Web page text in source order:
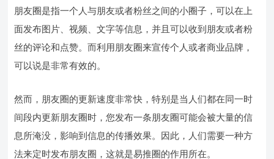
朋友圈是指一个人与朋友或者粉丝之间的小圈子，可以在上
面发布图片、视频、文字等信息，并且可以收到朋友或者粉
丝的评论和点赞。而利用朋友圈来宣传个人或者商业品牌，
可以说是非常有效的。
然而，朋友圈的更新速度非常快，特别是当人们都在同一时
间段内更新朋友圈时，您发布一条朋友圈可能会被大量的信
息所淹没，影响到信息的传播效果。因此，人们需要一种方
法来定时发布朋友圈，这就是易推圈的作用所在。